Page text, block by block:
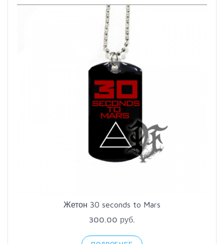
Жетон 30 seconds to Mars
300.00 руб.